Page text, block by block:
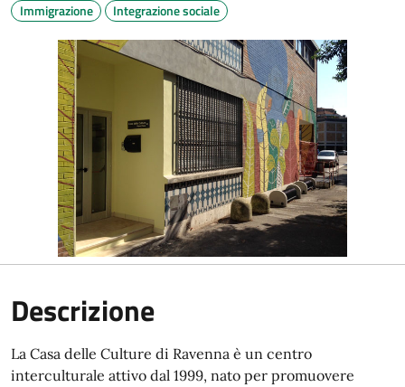
Immigrazione Integrazione sociale
Descrizione
La Casa delle Culture di Ravenna è un centro
interculturale attivo dal 1999, nato per promuovere